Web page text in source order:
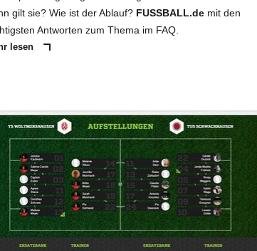
gilt sie? Wie ist der Ablauf? FUSSBALL.demit den
Antworten zum Thema im FAQ.
lesen